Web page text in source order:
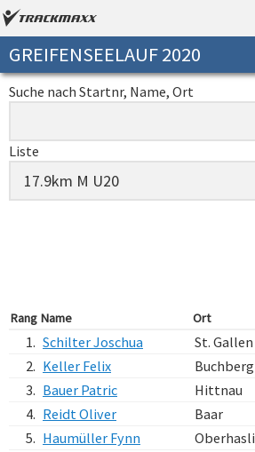
GREIFENSEELAUF 2020
Suche nach Startnr, Name, Ort
Liste
Rang Name Ort
1. Schilter Joschua St. Gallen
2. Keller Felix Buchberg
3. Bauer Patric Hittnau
4. Reidt Oliver Baar
5. Haumüller Fynn Oberhasli